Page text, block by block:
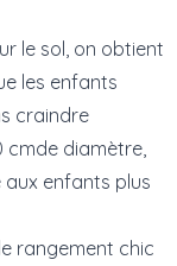
le sol, on obtient
les enfants
craindre
cmde diamètre,
enfants plus
rangement chic